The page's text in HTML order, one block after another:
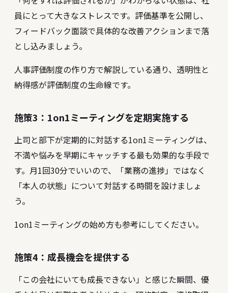
員にとって大きなストレスです。評価基準を公開し、
フィードバック面談で具体的な改善アクションまで落
とし込みましょう。
人事評価制度の作り方で解説している通り、透明性と
納得感が評価制度の生命線です。
施策3：1on1ミーティングを定期実施する
上司と部下が定期的に対話する1on1ミーティングは、
不満や悩みを早期にキャッチする最も効果的な手段で
す。月1回30分でいいので、「業務の進捗」ではなく
「本人の状態」について対話する時間を設けましょ
う。
1on1ミーティングの始め方も参考にしてください。
施策4：成長機会を提供する
「この会社にいても成長できない」と感じた瞬間、優